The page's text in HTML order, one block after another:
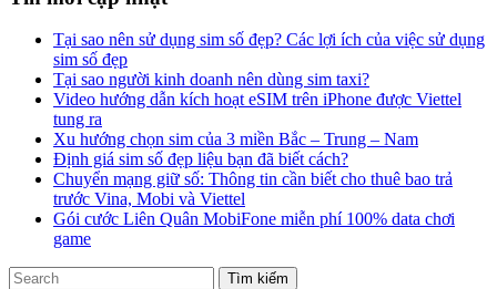
Tại sao nên sử dụng sim số đẹp? Các lợi ích của việc sử dụng
sim số đẹp
Tại sao người kinh doanh nên dùng sim taxi?
Video hướng dẫn kích hoạt eSIM trên iPhone được Viettel
tung ra
Xu hướng chọn sim của 3 miền Bắc – Trung – Nam
Định giá sim số đẹp liệu bạn đã biết cách?
Chuyển mạng giữ số: Thông tin cần biết cho thuê bao trả
trước Vina, Mobi và Viettel
Gói cước Liên Quân MobiFone miễn phí 100% data chơi
game
Tìm kiếm